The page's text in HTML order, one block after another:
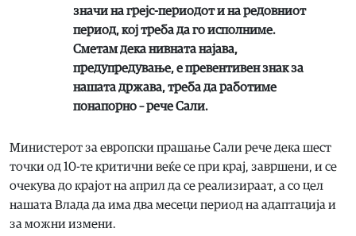
значи на грејс-периодот и на редовниот
период, кој треба да го исполниме.
Сметам дека нивната најава,
предупредување, е превентивен знак за
нашата држава, треба да работиме
понапорно – рече Сали.
Министерот за европски прашање Сали рече дека шест
точки од 10-те критични веќе се при крај, завршени, и се
очекува до крајот на април да се реализираат, а со цел
нашата Влада да има два месеци период на адаптација и
за можни измени.